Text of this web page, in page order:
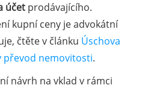
účet prodávajícího.
kupní ceny je advokátní
čtěte v článku Úschova
převod nemovitosti.
návrh na vklad v rámci